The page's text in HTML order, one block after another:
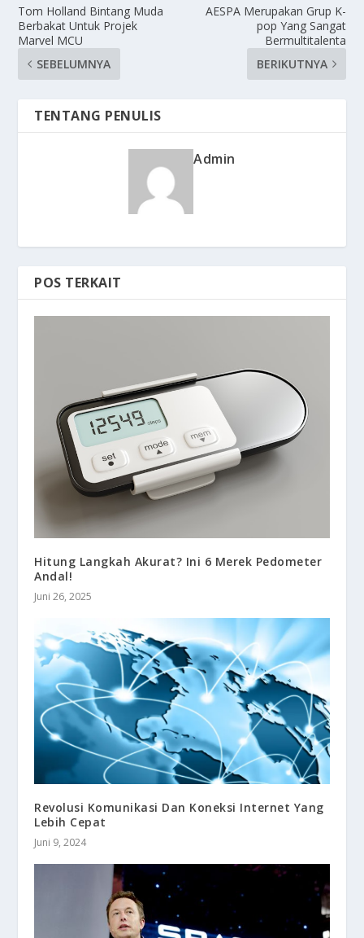
Tom Holland Bintang Muda
Berbakat Untuk Projek
Marvel MCU
SEBELUMNYA
AESPA Merupakan Grup K-
pop Yang Sangat
Bermultitalenta
BERIKUTNYA
TENTANG PENULIS
Admin
POS TERKAIT
Hitung Langkah Akurat? Ini 6 Merek Pedometer
Andal!
Juni 26, 2025
Revolusi Komunikasi Dan Koneksi Internet Yang
Lebih Cepat
Juni 9, 2024